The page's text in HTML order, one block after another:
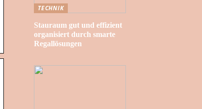
TECHNIK
Stauraum gut und effizient
organisiert durch smarte
Regallösungen